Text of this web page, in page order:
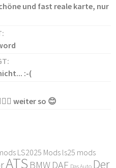
und fast reale karte, nur
:-(
weiter so 😊
LS2025 Mods ls25 mods
ATS BMW DAF Das Auto Der